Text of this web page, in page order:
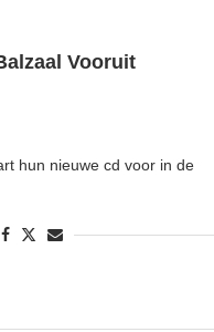
Vooruit
hun nieuwe cd voor in de